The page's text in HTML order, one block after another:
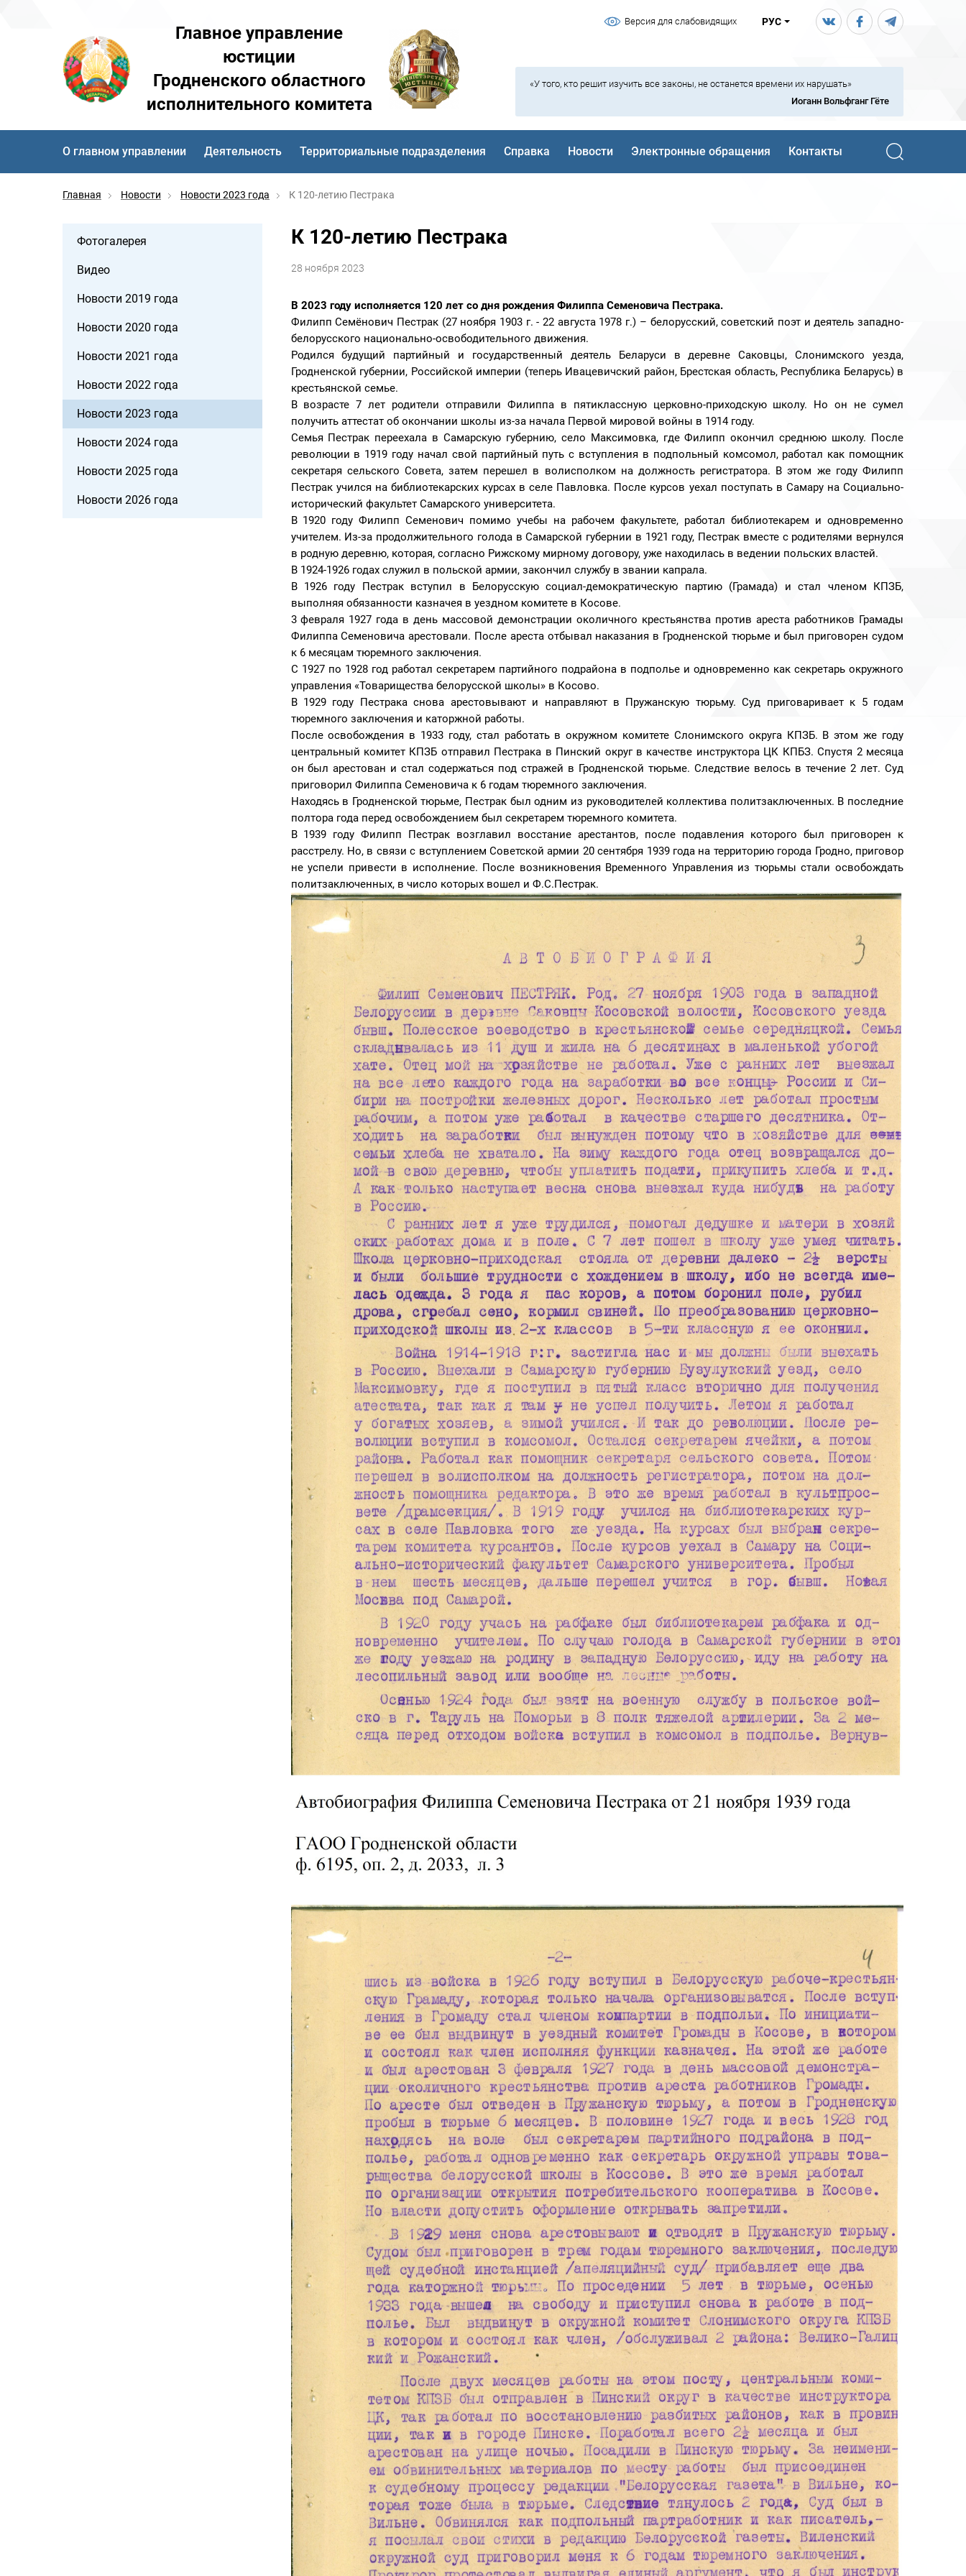
Версия для слабовидящих РУС
Главное управление
юстиции
Гродненского областного
исполнительного комитета
«У того, кто решит изучить все законы, не останется времени их нарушать»
Иоганн Вольфганг Гёте
О главном управлении Деятельность Территориальные подразделения Справка Новости Электронные обращения Контакты
Главная Новости Новости 2023 года К 120-летию Пестрака
К 120-летию Пестрака
28 ноября 2023
В 2023 году исполняется 120 лет со дня рождения Филиппа Семеновича Пестрака.
Филипп Семёнович Пестрак (27 ноября 1903 г. - 22 августа 1978 г.) – белорусский, советский поэт и деятель западно-
белорусского национально-освободительного движения.
Родился будущий партийный и государственный деятель Беларуси в деревне Саковцы, Слонимского уезда,
Гродненской губернии, Российской империи (теперь Ивацевичский район, Брестская область, Республика Беларусь) в
крестьянской семье.
В возрасте 7 лет родители отправили Филиппа в пятиклассную церковно-приходскую школу. Но он не сумел
получить аттестат об окончании школы из-за начала Первой мировой войны в 1914 году.
Семья Пестрак переехала в Самарскую губернию, село Максимовка, где Филипп окончил среднюю школу. После
революции в 1919 году начал свой партийный путь с вступления в подпольный комсомол, работал как помощник
секретаря сельского Совета, затем перешел в волисполком на должность регистратора. В этом же году Филипп
Пестрак учился на библиотекарских курсах в селе Павловка. После курсов уехал поступать в Самару на Социально-
исторический факультет Самарского университета.
В 1920 году Филипп Семенович помимо учебы на рабочем факультете, работал библиотекарем и одновременно
учителем. Из-за продолжительного голода в Самарской губернии в 1921 году, Пестрак вместе с родителями вернулся
в родную деревню, которая, согласно Рижскому мирному договору, уже находилась в ведении польских властей.
В 1924-1926 годах служил в польской армии, закончил службу в звании капрала.
В 1926 году Пестрак вступил в Белорусскую социал-демократическую партию (Грамада) и стал членом КПЗБ,
выполняя обязанности казначея в уездном комитете в Косове.
3 февраля 1927 года в день массовой демонстрации околичного крестьянства против ареста работников Грамады
Филиппа Семеновича арестовали. После ареста отбывал наказания в Гродненской тюрьме и был приговорен судом
к 6 месяцам тюремного заключения.
С 1927 по 1928 год работал секретарем партийного подрайона в подполье и одновременно как секретарь окружного
управления «Товарищества белорусской школы» в Косово.
В 1929 году Пестрака снова арестовывают и направляют в Пружанскую тюрьму. Суд приговаривает к 5 годам
тюремного заключения и каторжной работы.
После освобождения в 1933 году, стал работать в окружном комитете Слонимского округа КПЗБ. В этом же году
центральный комитет КПЗБ отправил Пестрака в Пинский округ в качестве инструктора ЦК КПБЗ. Спустя 2 месяца
он был арестован и стал содержаться под стражей в Гродненской тюрьме. Следствие велось в течение 2 лет. Суд
приговорил Филиппа Семеновича к 6 годам тюремного заключения.
Находясь в Гродненской тюрьме, Пестрак был одним из руководителей коллектива политзаключенных. В последние
полтора года перед освобождением был секретарем тюремного комитета.
В 1939 году Филипп Пестрак возглавил восстание арестантов, после подавления которого был приговорен к
расстрелу. Но, в связи с вступлением Советской армии 20 сентября 1939 года на территорию города Гродно, приговор
не успели привести в исполнение. После возникновения Временного Управления из тюрьмы стали освобождать
политзаключенных, в число которых вошел и Ф.С.Пестрак.
Фотогалерея
Видео
Новости 2019 года
Новости 2020 года
Новости 2021 года
Новости 2022 года
Новости 2023 года
Новости 2024 года
Новости 2025 года
Новости 2026 года